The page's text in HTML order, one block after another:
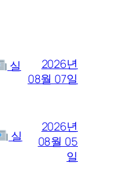
실
2026년
08월 07일
실
2026년
08월 05
일